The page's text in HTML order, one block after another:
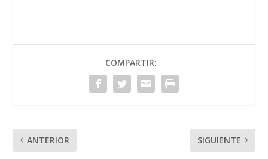
COMPARTIR:
ANTERIOR SIGUIENTE